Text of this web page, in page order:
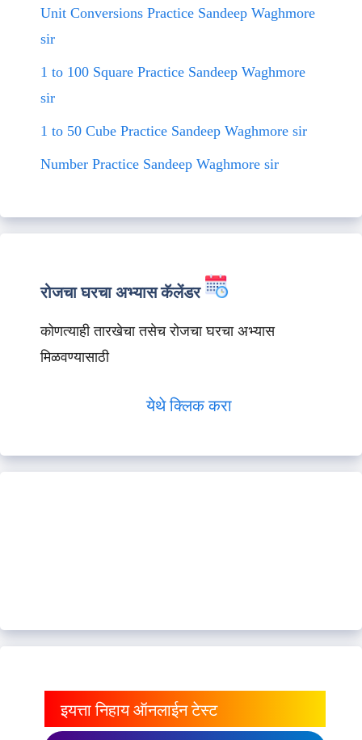
Unit Conversions Practice Sandeep Waghmore
sir
1 to 100 Square Practice Sandeep Waghmore
sir
1 to 50 Cube Practice Sandeep Waghmore sir
Number Practice Sandeep Waghmore sir
रोजचा घरचा अभ्यास कॅलेंडर
कोणत्याही तारखेचा तसेच रोजचा घरचा अभ्यास
मिळवण्यासाठी
येथे क्लिक करा
इयत्ता निहाय ऑनलाईन टेस्ट